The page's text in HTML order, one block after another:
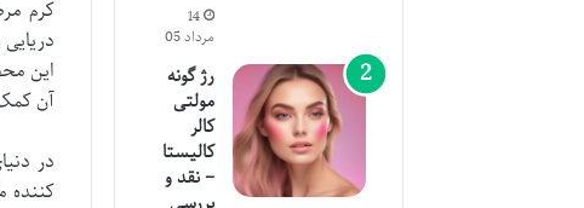
کرم
این
آن
در
کننده
14
مرداد 05
رژ گونه
مولتی
کالر
کالیستا
– نقد و